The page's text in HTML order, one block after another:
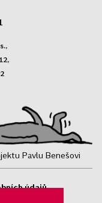
Pavlu Benešovi
údajů